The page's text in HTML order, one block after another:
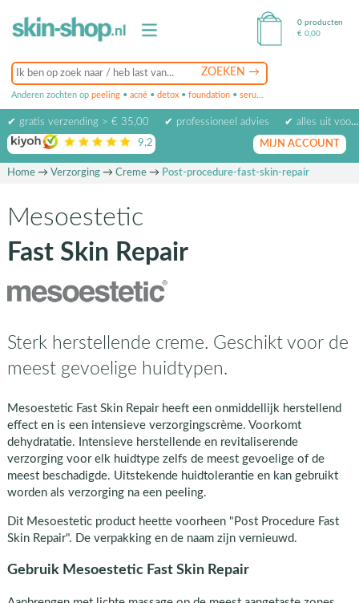
Anderen zochten op peeling • acné • detox • foundation • serum
0 producten
€ 0,00
✔ gratis verzending > € 35,00 ✔ professioneel advies
✔ alles uit voorraad leverbaar
9,2 op basis van beoordelingen
MIJN ACCOUNT
Home→ Verzorging→ Creme→ Post-procedure-fast-skin-repair
Mesoestetic
Fast Skin Repair
Sterk herstellende creme. Geschikt voor de
meest gevoelige huidtypen.
Mesoestetic Fast Skin Repair heeft een onmiddellijk herstellend
effect en is een intensieve verzorgingscrème. Voorkomt
dehydratatie. Intensieve herstellende en revitaliserende
verzorging voor elk huidtype zelfs de meest gevoelige of de
meest beschadigde. Uitstekende huidtolerantie en kan gebruikt
worden als verzorging na een peeling.
Dit Mesoestetic product heette voorheen "Post Procedure Fast
Skin Repair". De verpakking en de naam zijn vernieuwd.
Gebruik Mesoestetic Fast Skin Repair